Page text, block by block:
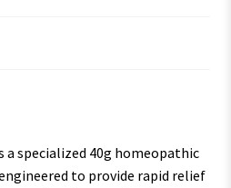
a specialized 40g homeopathic
to provide rapid relief